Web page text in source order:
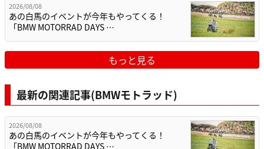
2026/08/08
あの白馬のイベントが今年もやってくる！
「BMW MOTORRAD DAYS …
もっと見る
最新の関連記事(BMWモトラッド)
2026/08/08
あの白馬のイベントが今年もやってくる！
「BMW MOTORRAD DAYS …